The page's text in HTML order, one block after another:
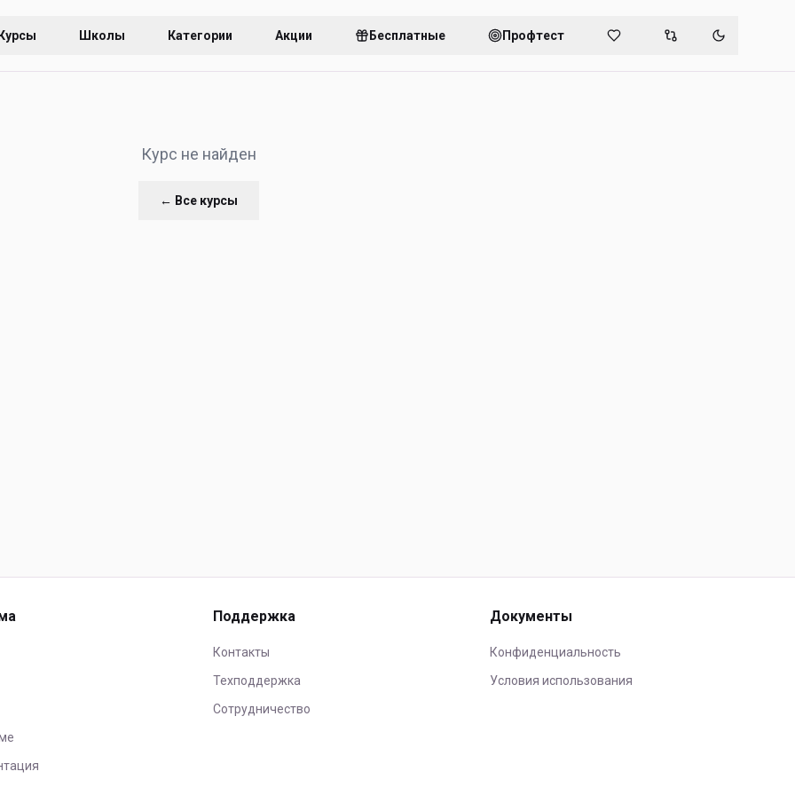
Курсы Школы Категории Акции Бесплатные Профтест
Курс не найден
← Все курсы
Поддержка
Контакты
Техподдержка
Сотрудничество
Документы
Конфиденциальность
Условия использования